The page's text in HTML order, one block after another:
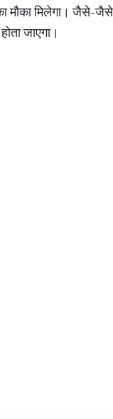
का मौका मिलेगा।
जाएगा।